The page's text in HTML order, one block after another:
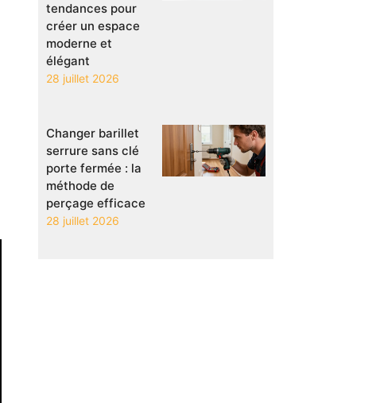
tendances pour
créer un espace
moderne et
élégant
28 juillet 2026
Changer barillet
serrure sans clé
porte fermée : la
méthode de
perçage efficace
28 juillet 2026